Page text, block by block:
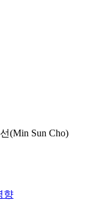
(Min Sun Cho)
향